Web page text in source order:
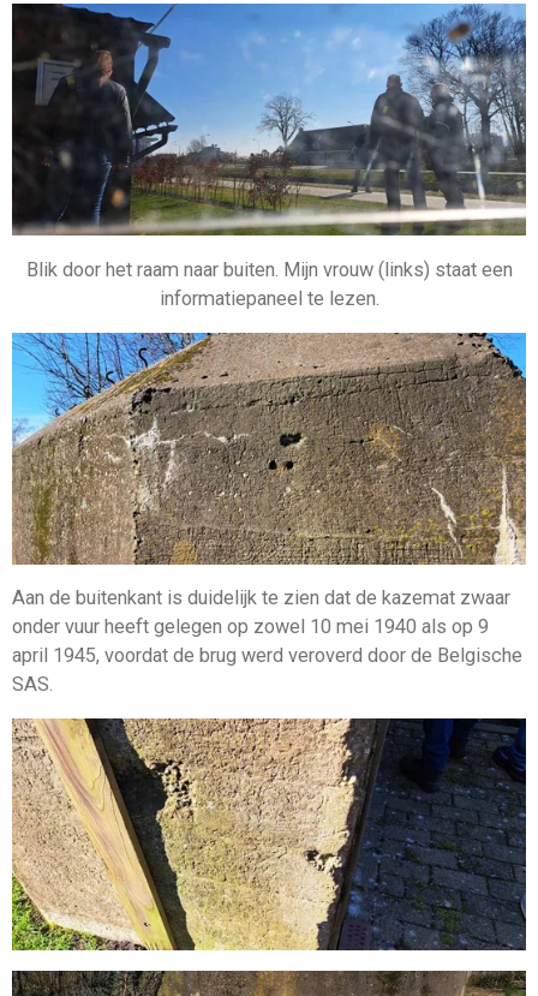
Blik door het raam naar buiten. Mijn vrouw (links) staat een
informatiepaneel te lezen.
Aan de buitenkant is duidelijk te zien dat de kazemat zwaar
onder vuur heeft gelegen op zowel 10 mei 1940 als op 9
april 1945, voordat de brug werd veroverd door de Belgische
SAS.